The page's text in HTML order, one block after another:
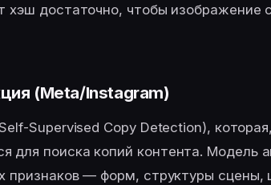
достаточно, чтобы изображение
(Meta/Instagram)
Supervised Copy Detection),
поиска копий контента. Модель
признаков — форм, структуры сцены,